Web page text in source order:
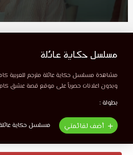
مسلسل حكاية عائلة
مشاهدة مسلسل حكاية عائلة مترجم للعربية
وبدون اعلانات حصرياً على موقع قصة عشق
بطولة :
أضف لقائمتي مسلسل حكاية عائلة